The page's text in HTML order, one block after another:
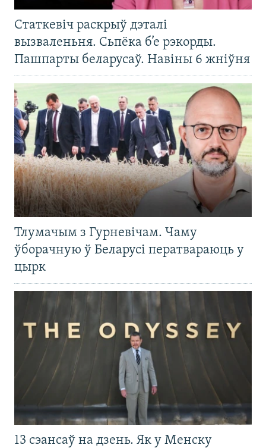
Статкевіч раскрыў дэталі
вызваленьня. Сьпёка б’е рэкорды.
Пашпарты беларусаў. Навіны 6 жніўня
Тлумачым з Гурневічам. Чаму
ўборачную ў Беларусі ператвараюць у
цырк
13 сэансаў на дзень. Як у Менску